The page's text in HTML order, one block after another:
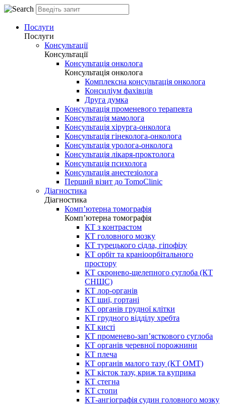
Послуги
Послуги
Консультації
Консультації
Консультація онколога
Консультація онколога
Комплексна консультація онколога
Консиліум фахівців
Друга думка
Консультація променевого терапевта
Консультація мамолога
Консультація хірурга-онколога
Консультація гінеколога-онколога
Консультація уролога-онколога
Консультація лікаря-проктолога
Консультація психолога
Консультація анестезіолога
Перший візит до TomoClinic
Діагностика
Діагностика
Комп’ютерна томографія
Комп’ютерна томографія
КТ з контрастом
КТ головного мозку
КТ турецького сідла, гіпофізу
КТ орбіт та краніоорбітального
простору
КТ скронево-щелепного суглоба (КТ
СНЩС)
КТ лор-органів
КТ шиї, гортані
КТ органів грудної клітки
КТ грудного відділу хребта
КТ кисті
КТ променево-зап’ясткового суглоба
КТ органів черевної порожнини
КТ плеча
КТ органів малого тазу (КТ ОМТ)
КТ кісток тазу, криж та куприка
КТ стегна
КТ стопи
КТ-ангіографія судин головного мозку